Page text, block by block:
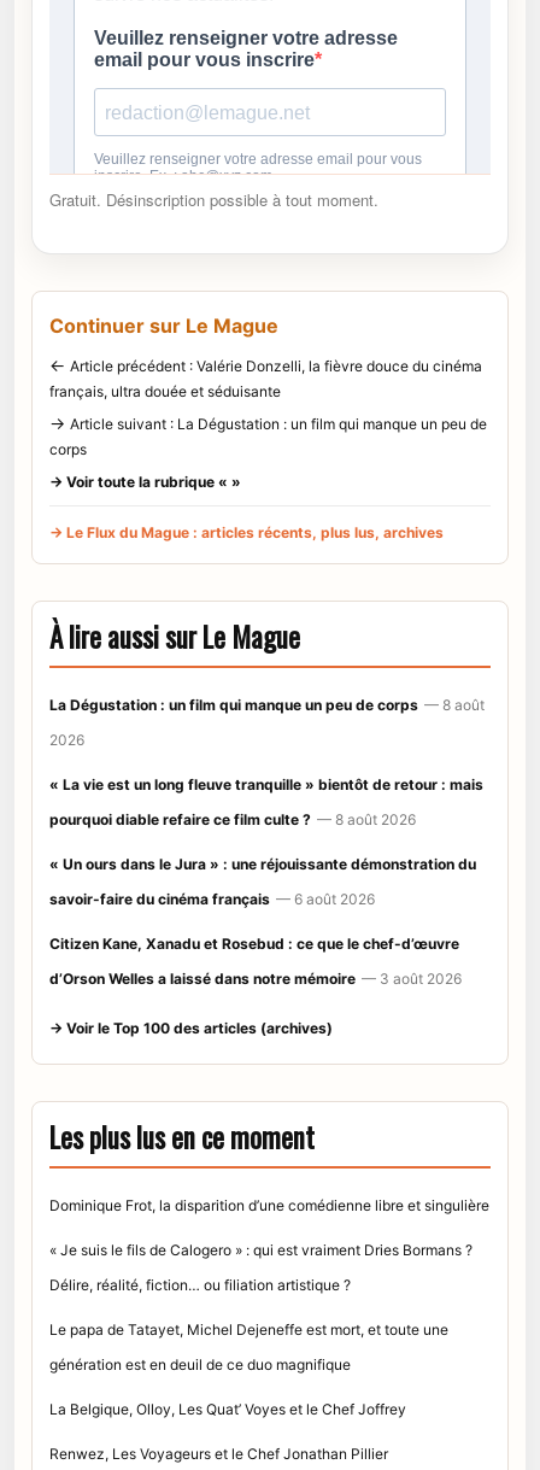
Gratuit. Désinscription possible à tout moment.
Continuer sur Le Mague
← Article précédent : Valérie Donzelli, la fièvre douce du cinéma
français, ultra douée et séduisante
→ Article suivant : La Dégustation : un film qui manque un peu de
corps
→ Voir toute la rubrique « »
→ Le Flux du Mague : articles récents, plus lus, archives
À lire aussi sur Le Mague
La Dégustation : un film qui manque un peu de corps — 8 août
2026
« La vie est un long fleuve tranquille » bientôt de retour : mais
pourquoi diable refaire ce film culte ? — 8 août 2026
« Un ours dans le Jura » : une réjouissante démonstration du
savoir-faire du cinéma français — 6 août 2026
Citizen Kane, Xanadu et Rosebud : ce que le chef-d’œuvre
d’Orson Welles a laissé dans notre mémoire — 3 août 2026
→ Voir le Top 100 des articles (archives)
Les plus lus en ce moment
Dominique Frot, la disparition d’une comédienne libre et singulière
« Je suis le fils de Calogero » : qui est vraiment Dries Bormans ?
Délire, réalité, fiction… ou filiation artistique ?
Le papa de Tatayet, Michel Dejeneffe est mort, et toute une
génération est en deuil de ce duo magnifique
La Belgique, Olloy, Les Quat’ Voyes et le Chef Joffrey
Renwez, Les Voyageurs et le Chef Jonathan Pillier